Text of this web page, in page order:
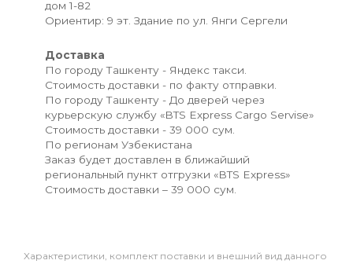
дом 1-82
Ориентир: 9 эт. Здание по ул. Янги Сергели
Доставка
По городу Ташкенту - Яндекс такси.
Стоимость доставки - по факту отправки.
По городу Ташкенту - До дверей через
курьерскую службу «BTS Express Cargo Servise»
Стоимость доставки - 39 000 сум.
По регионам Узбекистана
Заказ будет доставлен в ближайший
региональный пункт отгрузки «BTS Express»
Стоимость доставки – 39 000 сум.
Xарактеристики, комплект поставки и внешний вид данного